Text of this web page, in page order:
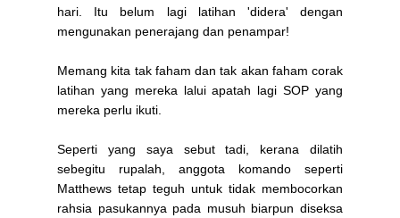
hari. Itu belum lagi latihan 'didera' dengan
mengunakan penerajang dan penampar!
Memang kita tak faham dan tak akan faham corak
latihan yang mereka lalui apatah lagi SOP yang
mereka perlu ikuti.
Seperti yang saya sebut tadi, kerana dilatih
sebegitu rupalah, anggota komando seperti
Matthews tetap teguh untuk tidak membocorkan
rahsia pasukannya pada musuh biarpun diseksa